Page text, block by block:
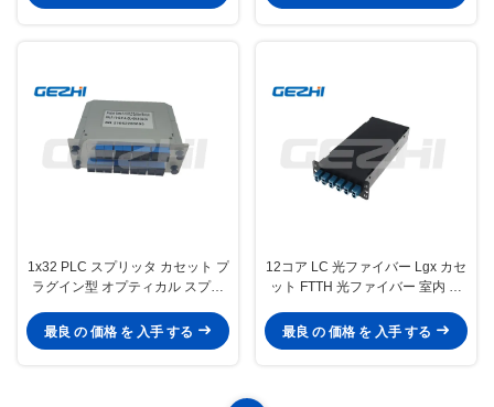
1x32 PLC スプリッタ カセット プ
ラグイン型 オプティカル スプリ
スプリッタ
最良 の 価格 を 入手 する
12コア LC 光ファイバー Lgx カセ
ット FTTH 光ファイバー 室内 フ
最良 の 価格 を 入手 する